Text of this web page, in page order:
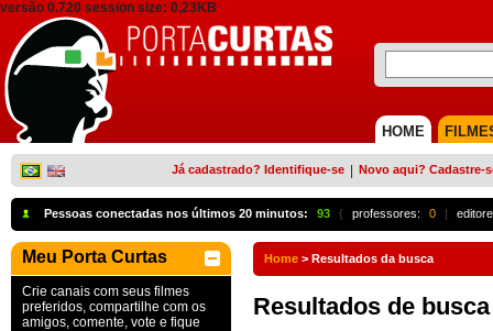
versão 0.720 session size: 0,23KB
HOME
Já cadastrado? Identifique-se Novo aqui? Cadastre-
Pessoas conectadas nos últimos 20 minutos: 93 { professores: 0 |
Meu Porta Curtas
Crie canais com seus filmes
preferidos, compartilhe com os
amigos, comente, vote e fique
Home > Resultados da busca
Resultados de busca